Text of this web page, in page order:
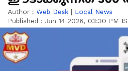
Author : Web Desk | Local News
Published : Jun 14 2026, 03:30 PM